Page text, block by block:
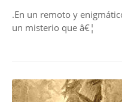
.En un remoto y
un misterio que â€¦